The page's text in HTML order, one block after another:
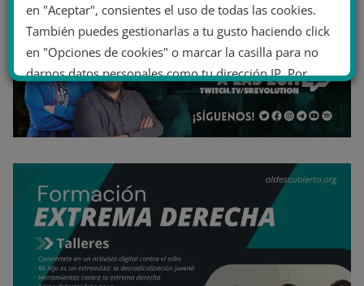
en "Aceptar", consientes el uso de todas las cookies.
También puedes gestionarlas a tu gusto haciendo click
en "Opciones de cookies" o marcar la casilla para no
darnos datos personales como tu dirección IP. Por
último, puedes leer nuestra Política de cookies.
.
Opciones de cookies Aceptar cookies
Rechazar cookies Política de cookies